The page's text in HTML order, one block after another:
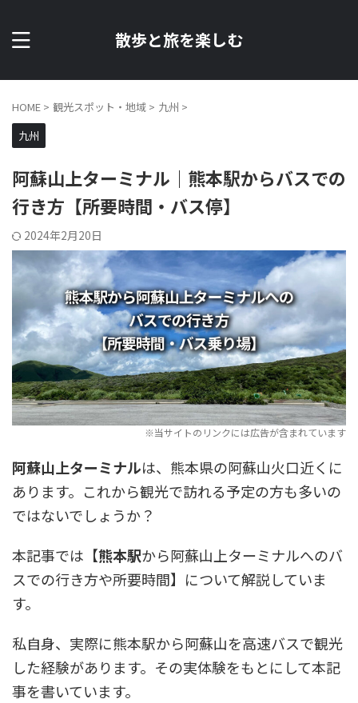
散歩と旅を楽しむ
HOME > 観光スポット・地域 > 九州 >
九州
阿蘇山上ターミナル｜熊本駅からバスでの
行き方【所要時間・バス停】
2024年2月20日
阿蘇山上ターミナルは、熊本県の阿蘇山火口近くに
あります。これから観光で訪れる予定の方も多いの
ではないでしょうか？
本記事では【熊本駅から阿蘇山上ターミナルへのバ
スでの行き方や所要時間】について解説していま
す。
私自身、実際に熊本駅から阿蘇山を高速バスで観光
した経験があります。その実体験をもとにして本記
事を書いています。